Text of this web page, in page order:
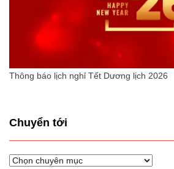
Thông báo lịch nghỉ Tết Dương lịch 2026
Chuyển tới
Chuyển